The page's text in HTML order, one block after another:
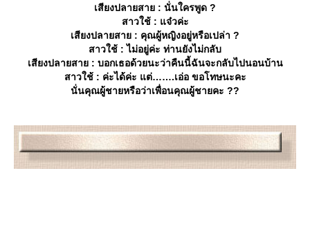
เสียงปลายสาย : นั่นใครพูด ?
สาวใช้ : แจ๋วค่ะ
เสียงปลายสาย : คุณผู้หญิงอยู่หรือเปล่า ?
สาวใช้ : ไม่อยู่ค่ะ ท่านยังไม่กลับ
เสียงปลายสาย : บอกเธอด้วยนะว่าคืนนี้ฉันจะกลับไปนอนบ้าน
สาวใช้ : ค่ะได้ค่ะ แต่…….เอ่อ ขอโทษนะคะ
นั่นคุณผู้ชายหรือว่าเพื่อนคุณผู้ชายคะ ??